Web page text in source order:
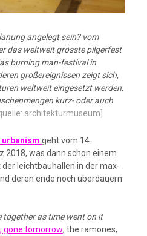
angelegt sein? vom
das weltweit grösste pilgerfest
burning man-festival in
großereignissen zeigt sich,
weltweit eingesetzt werden,
kurz- oder auch
architekturmuseum]
urbanism geht vom 14.
2018, was dann schon einem
leichtbauhallen in der max-
deren ende noch überdauern
together as time went on it
gone tomorrow; the ramones;